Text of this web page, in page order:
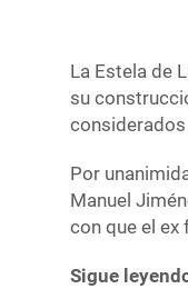
La Estela de
su
Por
Manuel
con que el
Sigue